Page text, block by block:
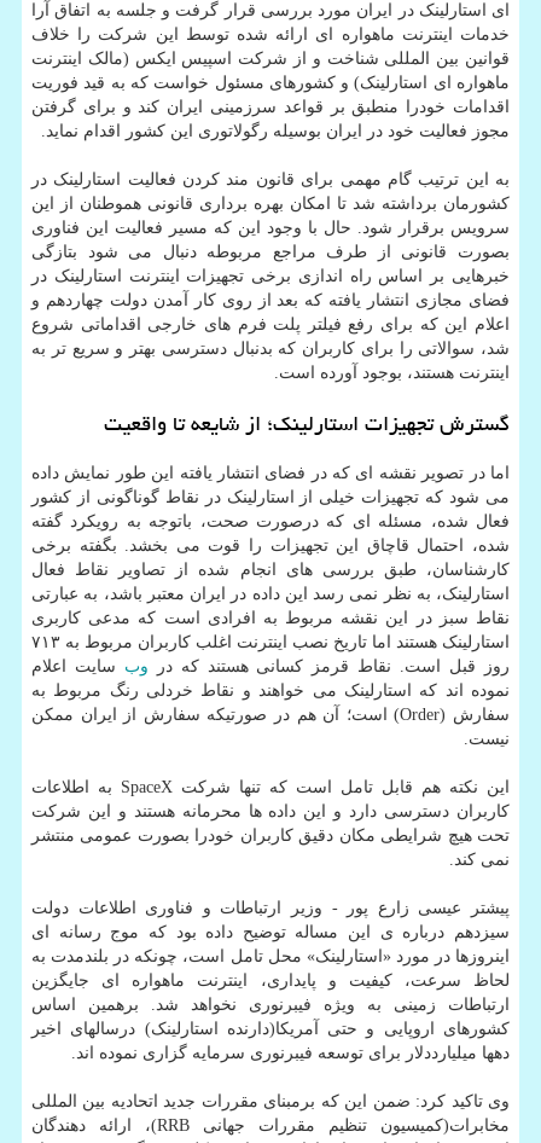
ای استارلینک در ایران مورد بررسی قرار گرفت و جلسه به اتفاق آرا
خدمات اینترنت ماهواره ای ارائه شده توسط این شرکت را خلاف
قوانین بین المللی شناخت و از شرکت اسپیس ایکس (مالک اینترنت
ماهواره ای استارلینک) و کشورهای مسئول خواست که به قید فوریت
اقدامات خودرا منطبق بر قواعد سرزمینی ایران کند و برای گرفتن
مجوز فعالیت خود در ایران بوسیله رگولاتوری این کشور اقدام نماید.
به این ترتیب گام مهمی برای قانون مند کردن فعالیت استارلینک در
کشورمان برداشته شد تا امکان بهره برداری قانونی هموطنان از این
سرویس برقرار شود. حال با وجود این که مسیر فعالیت این فناوری
بصورت قانونی از طرف مراجع مربوطه دنبال می شود بتازگی
خبرهایی بر اساس راه اندازی برخی تجهیزات اینترنت استارلینک در
فضای مجازی انتشار یافته که بعد از روی کار آمدن دولت چهاردهم و
اعلام این که برای رفع فیلتر پلت فرم های خارجی اقداماتی شروع
شد، سوالاتی را برای کاربران که بدنبال دسترسی بهتر و سریع تر به
اینترنت هستند، بوجود آورده است.
گسترش تجهیزات استارلینک؛ از شایعه تا واقعیت
اما در تصویر نقشه ای که در فضای انتشار یافته این طور نمایش داده
می شود که تجهیزات خیلی از استارلینک در نقاط گوناگونی از کشور
فعال شده، مسئله ای که درصورت صحت، باتوجه به رویکرد گفته
شده، احتمال قاچاق این تجهیزات را قوت می بخشد. بگفته برخی
کارشناسان، طبق بررسی های انجام شده از تصاویر نقاط فعال
استارلینک، به نظر نمی رسد این داده در ایران معتبر باشد، به عبارتی
نقاط سبز در این نقشه مربوط به افرادی است که مدعی کاربری
استارلینک هستند اما تاریخ نصب اینترنت اغلب کاربران مربوط به ۷۱۳
روز قبل است. نقاط قرمز کسانی هستند که در وب سایت اعلام
نموده اند که استارلینک می خواهند و نقاط خردلی رنگ مربوط به
سفارش (Order) است؛ آن هم در صورتیکه سفارش از ایران ممکن
نیست.
این نکته هم قابل تامل است که تنها شرکت SpaceX به اطلاعات
کاربران دسترسی دارد و این داده ها محرمانه هستند و این شرکت
تحت هیچ شرایطی مکان دقیق کاربران خودرا بصورت عمومی منتشر
نمی کند.
پیشتر عیسی زارع پور - وزیر ارتباطات و فناوری اطلاعات دولت
سیزدهم درباره ی این مساله توضیح داده بود که موج رسانه ای
اینروزها در مورد «استارلینک» محل تامل است، چونکه در بلندمدت به
لحاظ سرعت، کیفیت و پایداری، اینترنت ماهواره ای جایگزین
ارتباطات زمینی به ویژه فیبرنوری نخواهد شد. برهمین اساس
کشورهای اروپایی و حتی آمریکا(دارنده استارلینک) درسالهای اخیر
دهها میلیارددلار برای توسعه فیبرنوری سرمایه گزاری نموده اند.
وی تاکید کرد: ضمن این که برمبنای مقررات جدید اتحادیه بین المللی
مخابرات(کمیسیون تنظیم مقررات جهانی RRB)، ارائه دهندگان